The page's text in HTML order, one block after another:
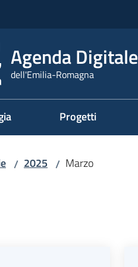
Agenda Digitale
dell'Emilia-Romagna
Progetti
/ 2025 / Marzo